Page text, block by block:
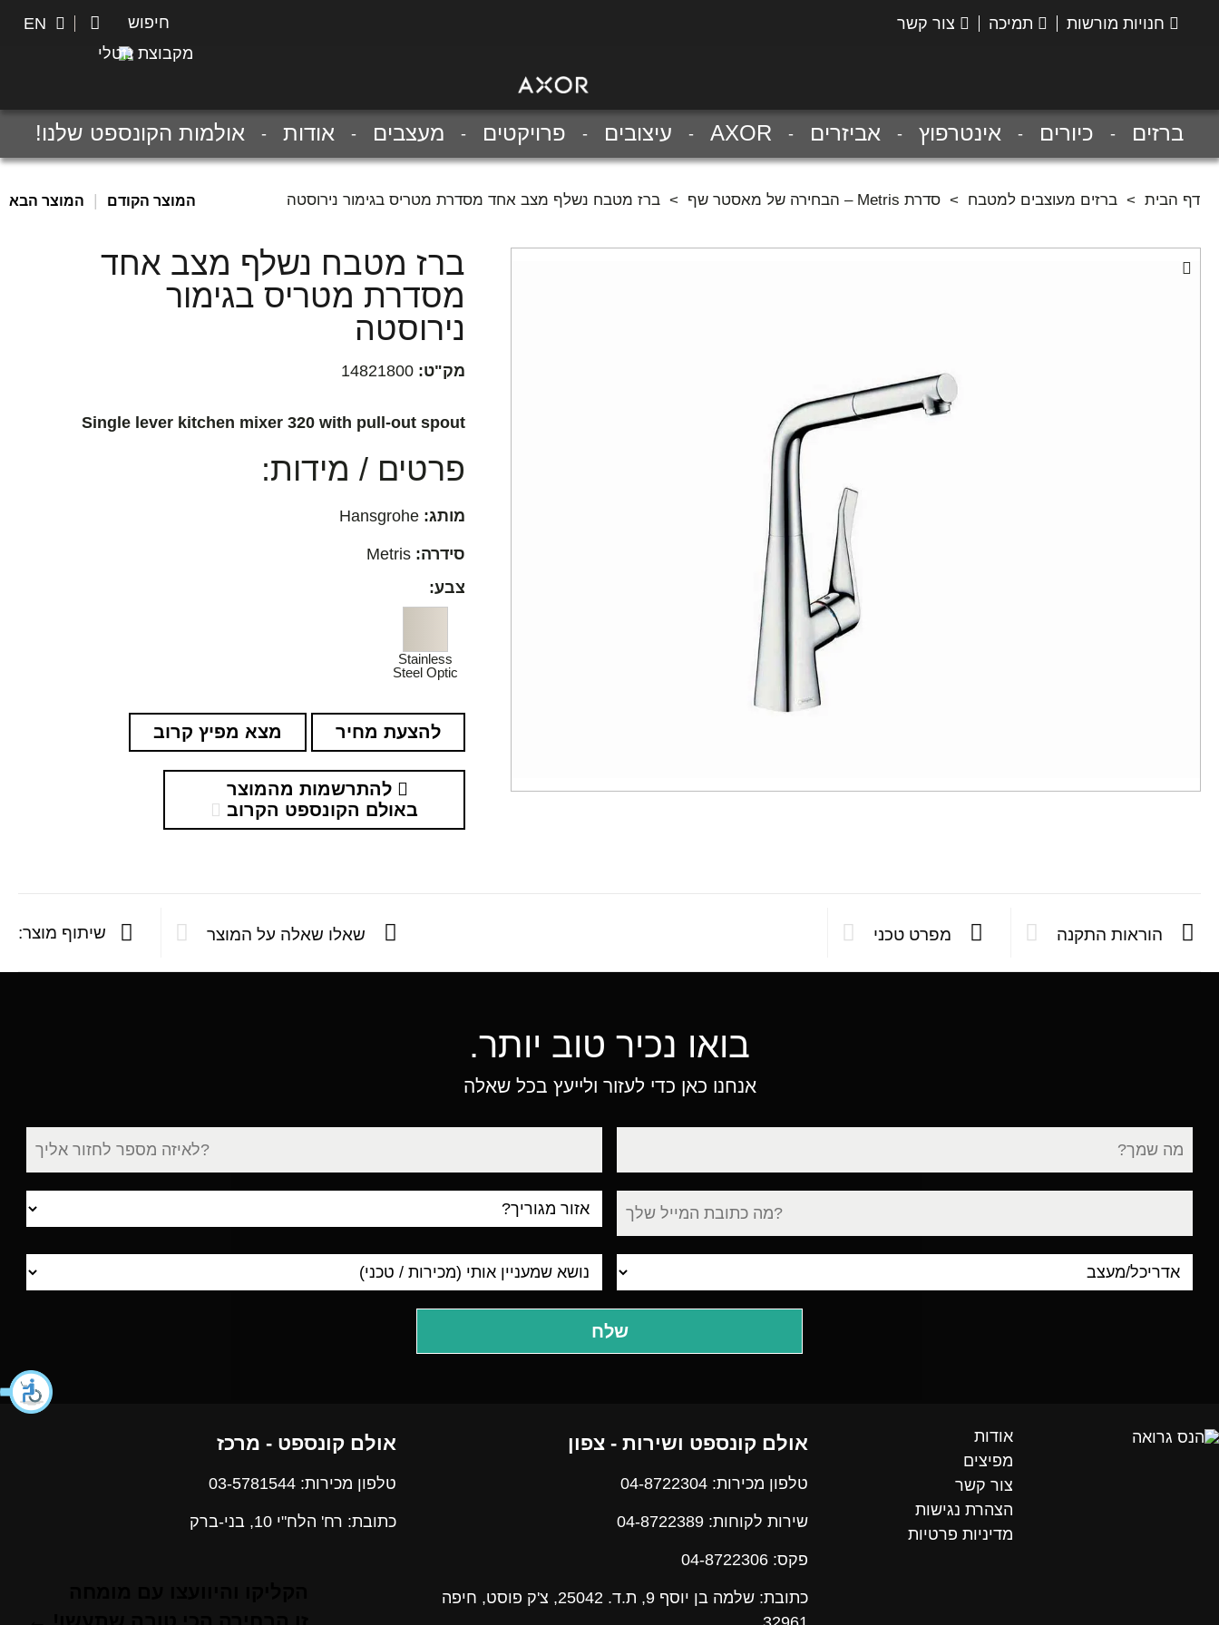
חנויות מורשות תמיכה צור קשר חיפוש EN
מקבוצת נוטלי
ברזים כיורים אינטרפוץ אביזרים AXOR עיצובים פרויקטים מעצבים אודות אולמות הקונספט שלנו!
דף הבית > ברזים מעוצבים למטבח > סדרת Metris – הבחירה של מאסטר שף > ברז מטבח נשלף מצב אחד מסדרת מטריס בגימור נירוסטה המוצר הקודם המוצר הבא
ברז מטבח נשלף מצב אחד
מסדרת מטריס בגימור
נירוסטה
מק"ט: 14821800
Single lever kitchen mixer 320 with pull-out spout
פרטים / מידות:
מותג:
סידרה:
צבע:
Stainless
Steel Optic
להצעת מחיר מצא מפיץ קרוב
להתרשמות מהמוצר
באולם הקונספט הקרוב
הוראות התקנה מפרט טכני שאלו שאלה על המוצר שיתוף מוצר:
בואו נכיר טוב יותר.
אנחנו כאן כדי לעזור ולייעץ בכל שאלה
עיר
מגורים
אודות
מפיצים
צור קשר
הצהרת נגישות
מדיניות פרטיות
אולם קונספט ושירות - צפון
טלפון מכירות: 04-8722304
שירות לקוחות: 04-8722389
פקס:04-8722306
כתובת: שלמה בן יוסף 9, ת.ד. 25042, צ'ק פוסט, חיפה
אולם קונספט - מרכז
טלפון מכירות: 03-5781544
כתובת: רח' הלח"י 10, בני-ברק